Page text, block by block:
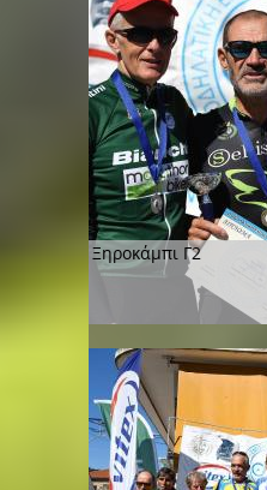
Ξηροκάμπι Γ2